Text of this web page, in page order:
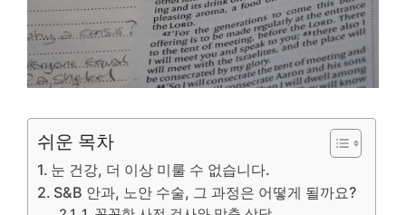
쉬운 목차
눈 건강, 더 이상 미룰 수 없습니다.
S&B 안과, 노안 수술, 그 과정은 어떻게 될까요?